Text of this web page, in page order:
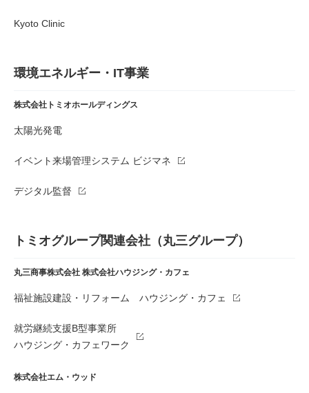
Kyoto Clinic
環境エネルギー・IT事業
株式会社トミオホールディングス
太陽光発電
イベント来場管理システム ビジマネ
デジタル監督
トミオグループ関連会社（丸三グループ）
丸三商事株式会社 株式会社ハウジング・カフェ
福祉施設建設・リフォーム ハウジング・カフェ
就労継続支援B型事業所
ハウジング・カフェワーク
株式会社エム・ウッド